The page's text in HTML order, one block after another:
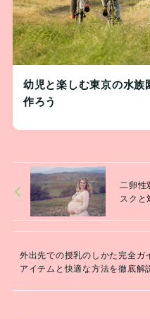
幼児と楽しむ東京の水
作ろう
二卵性
スクと
外出先での授乳のしかた完全ガ
アイテムと快適な方法を徹底解